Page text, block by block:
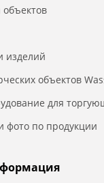
изделий
объектов
для
фото по продукции